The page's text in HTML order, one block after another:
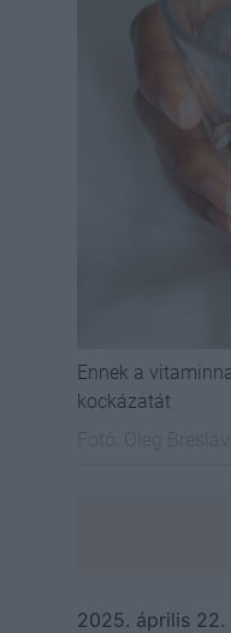
Ennek a
kockázatát
2025. április 22.